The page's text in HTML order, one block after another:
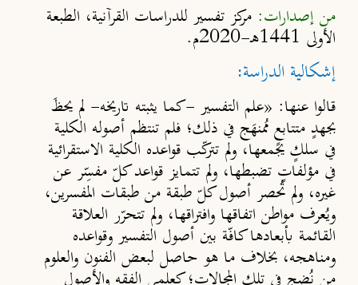
من إصدارات: مركز تفسير للدراسات القرآنية، الطبعة
الأولى 1441هـ-2020م.
إشكالية الدراسة:
قالوا عنها: «علم التفسير -كما يثبته تاريخه- لم يحظَ
بجهدٍ متتابعٍ مُمنهَج في ذلك؛ فلم تنتظم أصوله الكلية
في سلكٍ يجمعها، ولم تتركّب قواعده الكلية الاستقرائية
في مؤلفاتٍ تضبطها، ولم تتمايز قواعد كلّ مفسِّر عن
غيره، ولم تُحصر أصول كلّ طبقة من طبقات المفسرين،
ويُعرف مواطن اتفاقها وافتراقها، ولم تتحرّر العلاقة
القائمة بأبعادها كافّة بين أصول التفسير وقواعده
ومناهجه، بخلاف ما هو حاصل لبعض الفنون والعلوم